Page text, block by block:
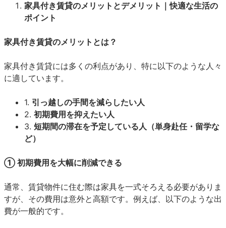
家具付き賃貸のメリットとデメリット｜快適な生活の
ポイント
家具付き賃貸のメリットとは？
家具付き賃貸には多くの利点があり、特に以下のような人々
に適しています。
1. 引っ越しの手間を減らしたい人
2. 初期費用を抑えたい人
3. 短期間の滞在を予定している人（単身赴任・留学な
ど）
① 初期費用を大幅に削減できる
通常、賃貸物件に住む際は家具を一式そろえる必要がありま
すが、その費用は意外と高額です。例えば、以下のような出
費が一般的です。